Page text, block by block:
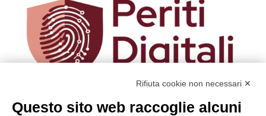
Hai bisogno di maggiori informazioni
o desideri
Rifiuta cookie non necessari ✕
Questo sito web raccoglie alcuni